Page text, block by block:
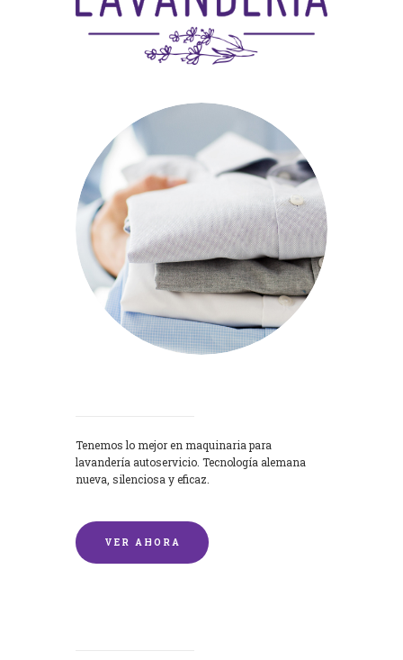
Tenemos lo mejor en maquinaria para
lavandería autoservicio. Tecnología alemana
nueva, silenciosa y eficaz.
VER AHORA